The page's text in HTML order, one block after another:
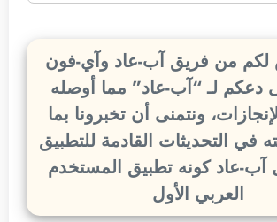
من فريق آب-عاد وآي-فون
دعكم لـ “آب-عاد” مما أوصله
ونتمنى أن تخبرونا بما
في التحديثات القادمة للتطبيق
عاد كونه تطبيق المستخدم
العربي الأول